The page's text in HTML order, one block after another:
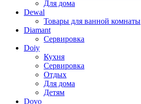
Для дома
Dewal
Товары для ванной комнаты
Diamant
Сервировка
Doiy
Кухня
Сервировка
Отдых
Для дома
Детям
Dovo